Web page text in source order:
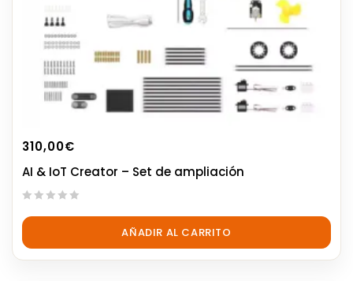
310,00€
AI & IoT Creator – Set de ampliación
out
5
AÑADIR AL CARRITO